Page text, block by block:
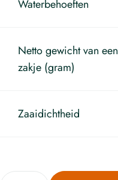
Waterbehoeften
Netto gewicht van een
zakje (gram)
Zaaidichtheid